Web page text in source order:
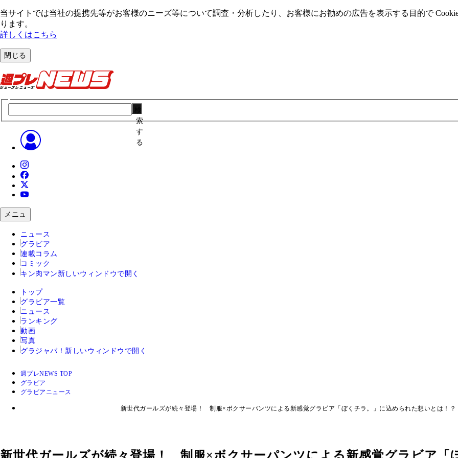
当サイトでは当社の提携先等がお客様のニーズ等について調査・分析したり、お客様にお勧めの広告を表⽰する⽬的で
ります。
詳しくはこちら
閉じる
索
す
る
メニュ
ニュース
グラビア
連載コラム
コミック
キン肉マン 新しいウィンドウで開く
トップ
グラビア一覧
ニュース
ランキング
動画
写真
グラジャパ！ 新しいウィンドウで開く
週プレNEWS TOP
グラビア
グラビアニュース
新世代ガールズが続々登場！ 制服×ボクサーパンツによる新感覚グラビア「ぼくチラ。」に込められた想いとは！？
新世代ガールズが続々登場！ 制服×ボクサーパンツによる新感覚グラビア「